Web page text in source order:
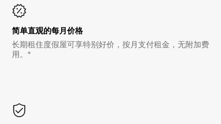
简单直观的每月价格
长期租住度假屋可享特别好价，按月支付租金，无附加费
用。*